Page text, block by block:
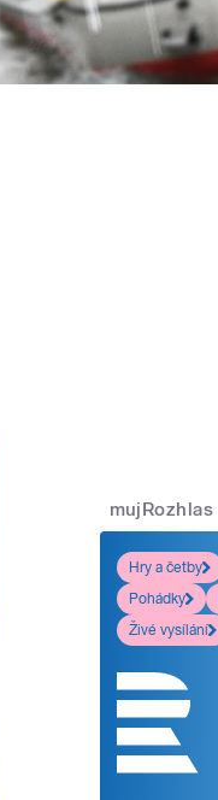
mujRozhlas
Hry a četby
Pohádky
Živé vysílání